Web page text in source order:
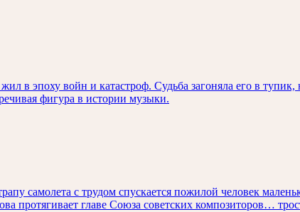
в эпоху войн и катастроф. Судьба загоняла его в
фигура в истории музыки.
самолета с трудом спускается пожилой человек
протягивает главе Союза советских композиторов…